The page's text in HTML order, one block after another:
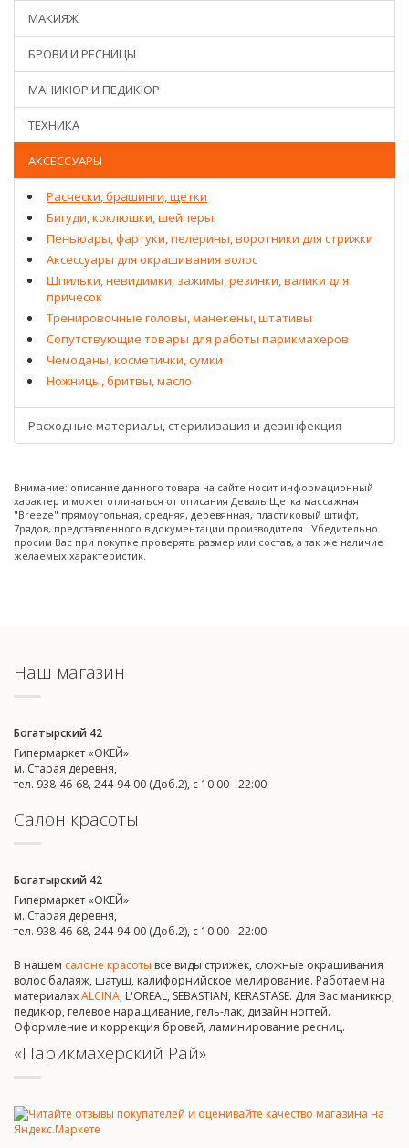
МАКИЯЖ
БРОВИ И РЕСНИЦЫ
МАНИКЮР И ПЕДИКЮР
ТЕХНИКА
АКСЕССУАРЫ
Расчески, брашинги, щетки
Бигуди, коклюшки, шейперы
Пеньюары, фартуки, пелерины, воротники для стрижки
Аксессуары для окрашивания волос
Шпильки, невидимки, зажимы, резинки, валики для
причесок
Тренировочные головы, манекены, штативы
Сопутствующие товары для работы парикмахеров
Чемоданы, косметички, сумки
Ножницы, бритвы, масло
Расходные материалы, стерилизация и дезинфекция
Внимание: описание данного товара на сайте носит информационный
характер и может отличаться от описания Деваль Щетка массажная
"Breeze" прямоугольная, средняя, деревянная, пластиковый штифт,
7рядов, представленного в документации производителя . Убедительно
просим Вас при покупке проверять размер или состав, а так же наличие
желаемых характеристик.
Наш магазин
Богатырский 42
Гипермаркет «ОКЕЙ»
м. Старая деревня,
тел. 938-46-68, 244-94-00 (Доб.2), c 10:00 - 22:00
Салон красоты
Богатырский 42
Гипермаркет «ОКЕЙ»
м. Старая деревня,
тел. 938-46-68, 244-94-00 (Доб.2), c 10:00 - 22:00
В нашем салоне красоты все виды стрижек, сложные окрашивания
волос балаяж, шатуш, калифорнийское мелирование. Работаем на
материалахALCINA, L'OREAL, SEBASTIAN, KERASTASE. Для Вас маникюр,
педикюр, гелевое наращивание, гель-лак, дизайн ногтей.
Оформление и коррекция бровей, ламинирование ресниц.
«Парикмахерский Рай»